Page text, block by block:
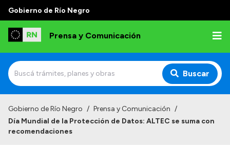
Gobierno de Río Negro
Prensa y Comunicación
Buscar
Institucional
Gobierno de Río Negro / Prensa y Comunicación /
Día Mundial de la Protección de Datos: ALTEC se suma con
recomendaciones